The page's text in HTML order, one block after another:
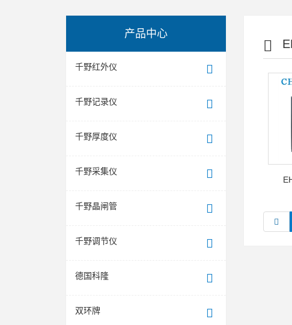
产品中心
千野红外仪
千野记录仪
千野厚度仪
千野采集仪
千野晶闸管
千野调节仪
德国科隆
双环牌